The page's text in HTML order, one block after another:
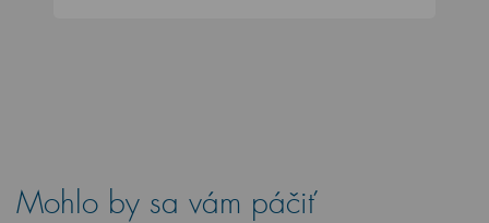
Mohlo by sa vám páčiť